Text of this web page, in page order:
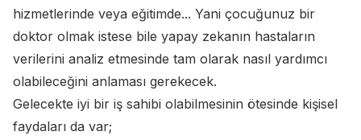
hizmetlerinde veya eğitimde... Yani çocuğunuz bir
doktor olmak istese bile yapay zekanın hastaların
verilerini analiz etmesinde tam olarak nasıl yardımcı
olabileceğini anlaması gerekecek.
Gelecekte iyi bir iş sahibi olabilmesinin ötesinde kişisel
faydaları da var;